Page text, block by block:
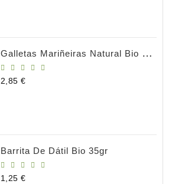
Galletas Mariñeiras Natural Bio 180gr
Precio
2,85 €
Barrita De Dátil Bio 35gr
Precio
1,25 €